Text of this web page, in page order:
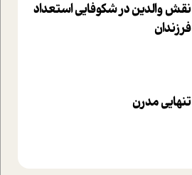
نقش والدین در شکوفا‌یی ا‌ستعداد
فرزندان‌
تنهایی مدرن